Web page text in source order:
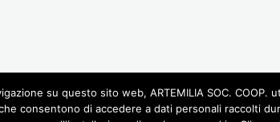
su questo sito web, ARTEMILIA SOC.
consentono di accedere a dati personali raccolti